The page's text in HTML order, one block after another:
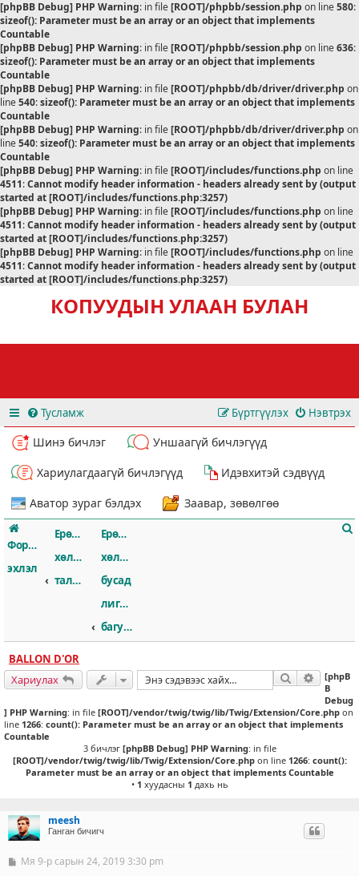
[phpBB Debug] PHP Warning: in file[ROOT]/phpbb/session.php on line580:
sizeof(): Parameter must be an array or an object that implements
Countable
[phpBB Debug] PHP Warning: in file[ROOT]/phpbb/session.php on line636:
sizeof(): Parameter must be an array or an object that implements
Countable
[phpBB Debug] PHP Warning: in file[ROOT]/phpbb/db/driver/driver.php on
line540:sizeof(): Parameter must be an array or an object that implements
Countable
[phpBB Debug] PHP Warning: in file[ROOT]/phpbb/db/driver/driver.php on
line540:sizeof(): Parameter must be an array or an object that implements
Countable
[phpBB Debug] PHP Warning: in file[ROOT]/includes/functions.php on line
4511:Cannot modify header information - headers already sent by (output
started at [ROOT]/includes/functions.php:3257)
[phpBB Debug] PHP Warning: in file[ROOT]/includes/functions.php on line
4511:Cannot modify header information - headers already sent by (output
started at [ROOT]/includes/functions.php:3257)
[phpBB Debug] PHP Warning: in file[ROOT]/includes/functions.php on line
4511:Cannot modify header information - headers already sent by (output
started at [ROOT]/includes/functions.php:3257)
КОПУУДЫН УЛААН БУЛАН
Тусламж Нэвтрэх
Бүртгүүлэх
Шинэ бичлэг
Уншаагүй бичлэгүүд
Хариулагдаагүй бичлэгүүд
Идэвхитэй сэдвүүд
Аватор зураг бэлдэх
Заавар, зөвөлгөө
Форумын
эхлэл
Ерөнхий
хөлбөмбөгийн
талаар
Ерөнхий
хөлбөмбөг,
бусад
лигүүд,
багууд...
BALLON D'OR
Хариулах
Хайлт
[phpB
B
Debug
] PHP Warning: in file [ROOT]/vendor/twig/twig/lib/Twig/Extension/Core.php on
line 1266: count(): Parameter must be an array or an object that implements
Countable
3 бичлэг [phpBB Debug] PHP Warning: in file
[ROOT]/vendor/twig/twig/lib/Twig/Extension/Core.phpon line 1266: count():
Parameter must be an array or an object that implements Countable
• 1 хуудасны 1 дахь нь
meesh
Ганган бичигч
БМя 9-р сарын 24, 2019 3:30 pm